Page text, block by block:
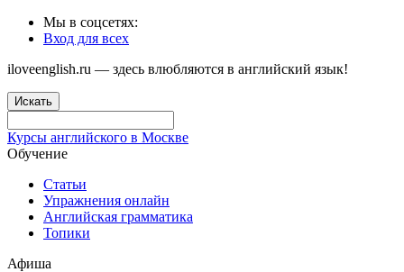
Мы в соцсетях:
Вход для всех
iloveenglish.ru — здесь влюбляются в английский язык!
Искать
Курсы английского в Москве
Обучение
Статьи
Упражнения онлайн
Английская грамматика
Топики
Афиша